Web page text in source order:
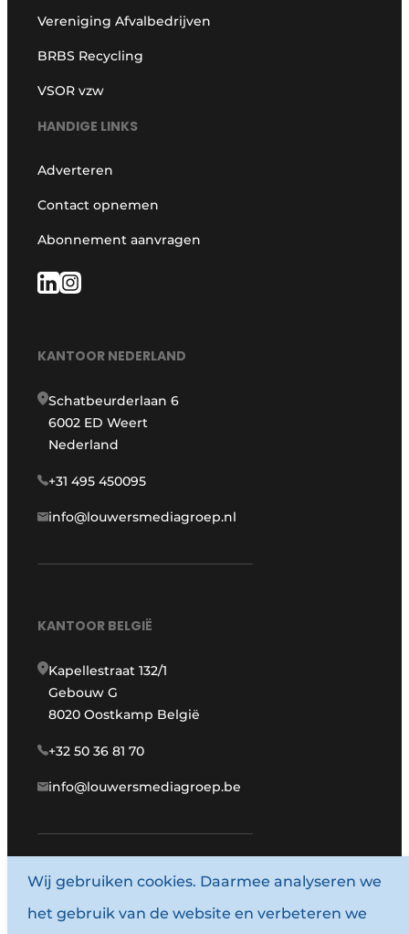
Vereniging Afvalbedrijven
BRBS Recycling
VSOR vzw
HANDIGE LINKS
Adverteren
Contact opnemen
Abonnement aanvragen
KANTOOR NEDERLAND
Schatbeurderlaan 6
6002 ED Weert
Nederland
+31 495 450095
info@louwersmediagroep.nl
KANTOOR BELGIË
Kapellestraat 132/1
Gebouw G
8020 Oostkamp België
+32 50 36 81 70
info@louwersmediagroep.be
www.louwersmediagroep.com
© 1987 - 2026 Louwersmediagroep.
Wij gebruiken cookies. Daarmee analyseren we
het gebruik van de website en verbeteren we